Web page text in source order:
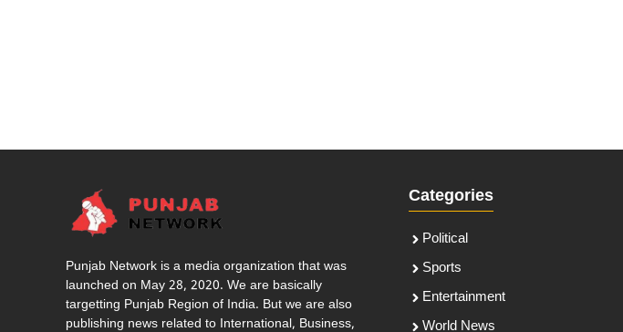
Punjab Network is a media organization that was
launched on May 28, 2020. We are basically
targetting Punjab Region of India. But we are also
publishing news related to International, Business,
Categories
Political
Sports
Entertainment
World News